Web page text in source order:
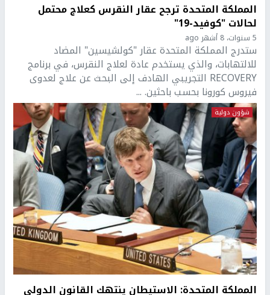
المملكة المتحدة ترجح عقار النقرس كعلاج محتمل
لحالات "كوفيد-19"
5 سنوات، 8 أشهر ago
ستدرج المملكة المتحدة عقار "كولشيسين" المضاد
للالتهابات، والذي يستخدم عادة لعلاج النقرس، في برنامج
RECOVERY التجريبي الهادف إلى البحث عن علاج لعدوى
فيروس كورونا بحسب باحثين. ...
شؤون دولية
المملكة المتحدة: الاستيطان ينتهك القانون الدولي